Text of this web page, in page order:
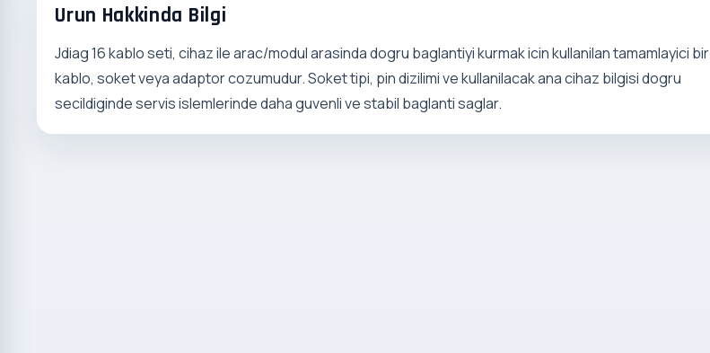
Urun Hakkinda Bilgi
Jdiag 16 kablo seti, cihaz ile arac/modul arasinda dogru baglantiyi kurmak icin kullanilan tamamlayici bir
kablo, soket veya adaptor cozumudur. Soket tipi, pin dizilimi ve kullanilacak ana cihaz bilgisi dogru
secildiginde servis islemlerinde daha guvenli ve stabil baglanti saglar.